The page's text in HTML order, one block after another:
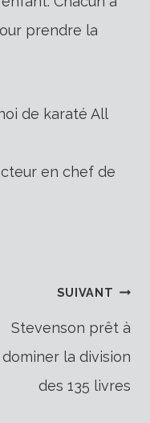
prendre la
de karaté All
en chef de
SUIVANT
Stevenson prêt à
dominer la division
des 135 livres